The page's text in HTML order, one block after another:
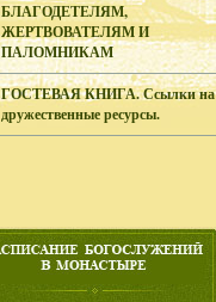
БЛАГОДЕТЕЛЯМ,
ЖЕРТВОВАТЕЛЯМ И
ПАЛОМНИКАМ
ГОСТЕВАЯ КНИГА. Ссылки на
дружественные ресурсы.